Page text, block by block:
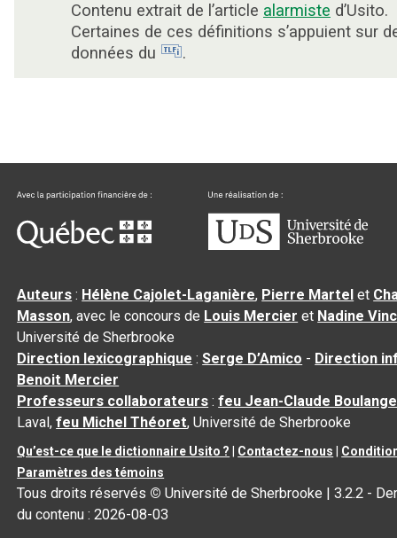
Contenu extrait de l’article alarmiste d’Usito.
Certaines de ces définitions s’appuient sur
données du
.
Auteurs : Hélène Cajolet-Laganière, Pierre Martel et
Masson, avec le concours de Louis Mercier et Nadine
Université de Sherbrooke
Direction lexicographique :Serge D’Amico - Direction
Benoit Mercier
Professeurs collaborateurs :feu Jean-Claude
Laval,feu Michel Théoret, Université de Sherbrooke
Qu’est-ce que le dictionnaire Usito ? Contactez-nous
Paramètres des témoins
Tous droits réservés © Université de Sherbrooke |3.2.2 -
du contenu :2026-08-03